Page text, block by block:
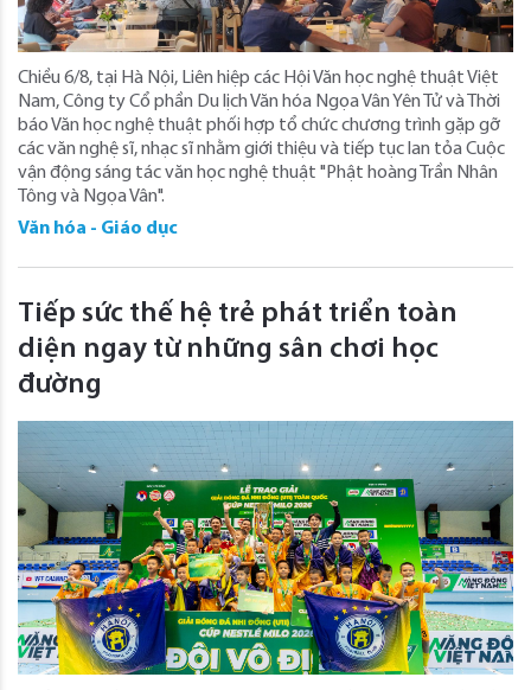
Chiều 6/8, tại Hà Nội, Liên hiệp các Hội Văn học nghệ thuật Việt
Nam, Công ty Cổ phần Du lịch Văn hóa Ngọa Vân Yên Tử và Thời
báo Văn học nghệ thuật phối hợp tổ chức chương trình gặp gỡ
các văn nghệ sĩ, nhạc sĩ nhằm giới thiệu và tiếp tục lan tỏa Cuộc
vận động sáng tác văn học nghệ thuật "Phật hoàng Trần Nhân
Tông và Ngọa Vân".
Văn hóa - Giáo dục
Tiếp sức thế hệ trẻ phát triển toàn
diện ngay từ những sân chơi học
đường